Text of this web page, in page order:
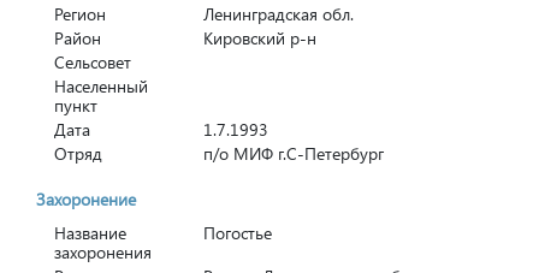
Регион
Ленинградская обл.
Район
Кировский р-н
Сельсовет
Населенный
пункт
Дата
1.7.1993
Отряд
п/о МИФ г.С-Петербург
Захоронение
Название
захоронения
Погостье